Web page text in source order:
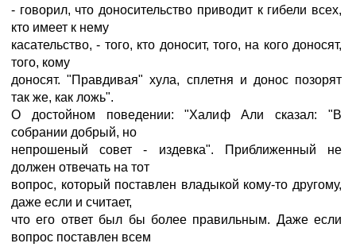
- говорил, что доносительство приводит к гибели всех,
кто имеет к нему
касательство, - того, кто доносит, того, на кого доносят,
того, кому
доносят. "Правдивая" хула, сплетня и донос позорят
так же, как ложь".
О достойном поведении: "Халиф Али сказал: "В
собрании добрый, но
непрошеный совет - издевка". Приближенный не
должен отвечать на тот
вопрос, который поставлен владыкой кому-то другому,
даже если и считает,
что его ответ был бы более правильным. Даже если
вопрос поставлен всем